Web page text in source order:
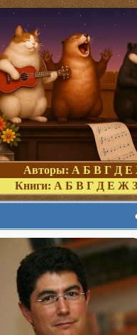
Авторы: А Б В Г Д Е
Книги: А Б В Г Д Е Ж З